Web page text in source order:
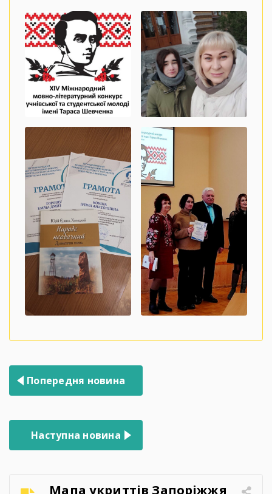
Навігація
записів
Попередня новина
Наступна новина
Мапа укриттів Запоріжжя